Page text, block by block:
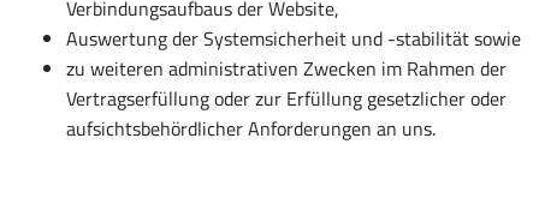
Verbindungsaufbaus der Website,
Auswertung der Systemsicherheit und -stabilität sowie
zu weiteren administrativen Zwecken im Rahmen der
Vertragserfüllung oder zur Erfüllung gesetzlicher oder
aufsichtsbehördlicher Anforderungen an uns.